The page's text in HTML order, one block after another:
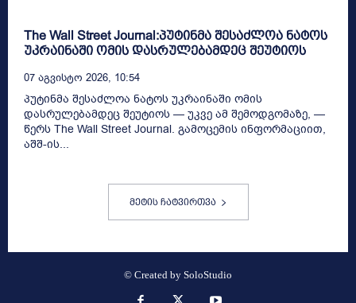
The Wall Street Journal:პუტინმა შესაძლოა ნატოს
უკრაინაში ომის დასრულებამდეც შეუტიოს
07 Აგვისტო 2026, 10:54
პუტინმა შესაძლოა ნატოს უკრაინაში ომის
დასრულებამდეც შეუტიოს — უკვე ამ შემოდგომაზე, —
წერს The Wall Street Journal. გამოცემის ინფორმაციით,
აშშ-ის...
მეტის ჩატვირთვა
© Created by SoloStudio